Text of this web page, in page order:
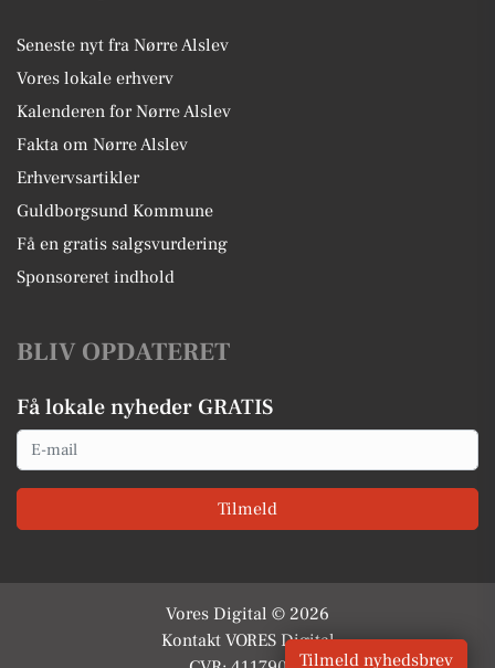
Seneste nyt fra Nørre Alslev
Vores lokale erhverv
Kalenderen for Nørre Alslev
Fakta om Nørre Alslev
Erhvervsartikler
Guldborgsund Kommune
Få en gratis salgsvurdering
Sponsoreret indhold
BLIV OPDATERET
Få lokale nyheder GRATIS
Email
Tilmeld
Vores Digital © 2026
Kontakt VORES Digital
Tilmeld nyhedsbrev